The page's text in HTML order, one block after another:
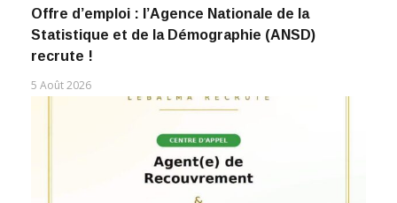
Offre d’emploi : l’Agence Nationale de la
Statistique et de la Démographie (ANSD)
recrute !
5 Août 2026